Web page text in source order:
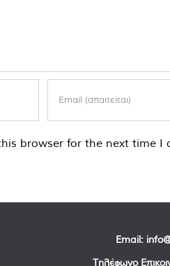
browser for the next time I
Email:
Τηλέφωνο